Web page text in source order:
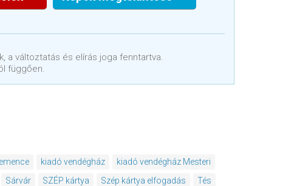
a változtatás és elírás joga fenntartva.
függően.
kiadó vendégház
kiadó vendégház Mesteri
Sárvár SZÉP kártya Szép kártya elfogadás
Tés